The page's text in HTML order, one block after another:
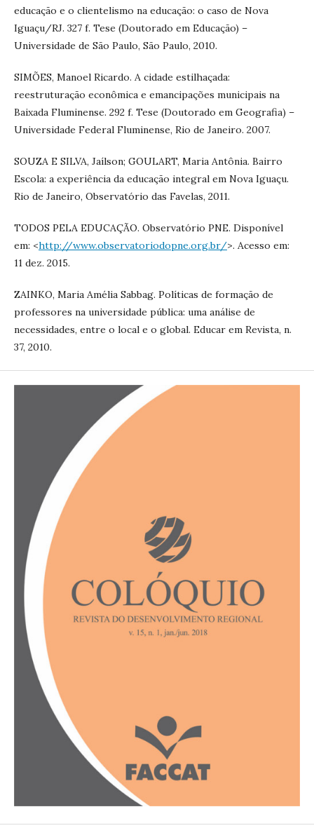
educação e o clientelismo na educação: o caso de Nova
Iguaçu/RJ. 327 f. Tese (Doutorado em Educação) –
Universidade de São Paulo, São Paulo, 2010.
SIMÕES, Manoel Ricardo. A cidade estilhaçada:
reestruturação econômica e emancipações municipais na
Baixada Fluminense. 292 f. Tese (Doutorado em Geografia) –
Universidade Federal Fluminense, Rio de Janeiro. 2007.
SOUZA E SILVA, Jaílson; GOULART, Maria Antônia. Bairro
Escola: a experiência da educação integral em Nova Iguaçu.
Rio de Janeiro, Observatório das Favelas, 2011.
TODOS PELA EDUCAÇÃO. Observatório PNE. Disponível
em: <http://www.observatoriodopne.org.br/>. Acesso em:
11 dez. 2015.
ZAINKO, Maria Amélia Sabbag. Políticas de formação de
professores na universidade pública: uma análise de
necessidades, entre o local e o global. Educar em Revista, n.
37, 2010.